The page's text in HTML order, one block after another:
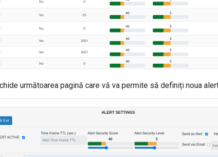
următoarea pagină care vă va permite să definiți noua